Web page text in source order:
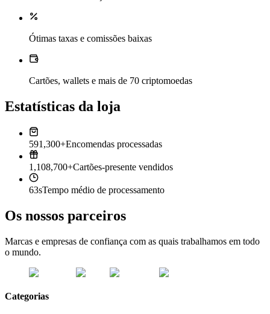
Ótimas taxas e comissões baixas
Cartões, wallets e mais de 70 criptomoedas
Estatísticas da loja
591,300+Encomendas processadas
1,108,700+Cartões-presente vendidos
63sTempo médio de processamento
Os nossos parceiros
Marcas e empresas de confiança com as quais trabalhamos em todo
o mundo.
Categorias